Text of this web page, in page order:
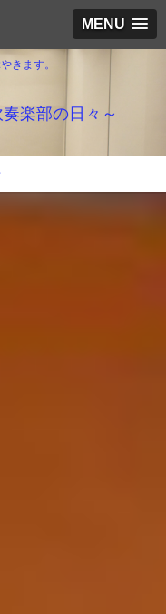
MENU
きます。
楽部の日々～